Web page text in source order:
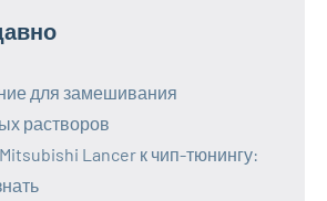
для замешивания
растворов
Lancer к чип-тюнингу: